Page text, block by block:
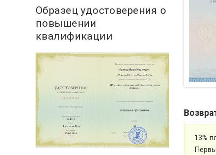
13%
Образец удостоверения о
повышении
квалификации